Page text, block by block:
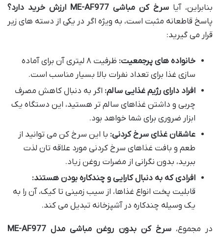
بنابراین، آیا سرخ کن مباشی ME-AF977 ارزش خرید دارد؟
پاسخ قاطعانه مثبت است، به ویژه اگر در یکی از دسته های زیر
قرار می گیرید:
خانواده های پرجمعیت:
ظرفیت ۸ لیتری آن برای آماده
سازی غذا برای تعداد نفرات بالا بسیار مناسب است.
افراد دارای رژیم غذایی سالم: اگر به دنبال کاهش مصرف
چربی و داشتن غذاهای سالم تر هستید، این دستگاه یک
ابزار ضروری برای شما خواهد بود.
عاشقان غذای سرخ کردنی: با این سرخ کن می توانید از
طعم و بافت غذاهای سرخ کردنی مورد علاقه تان لذت
ببرید، بدون نگرانی از مضرات روغن زیاد.
افرادی که به دنبال کارایی و چندکاره بودن هستند:
قابلیت پخت انواع غذاها، از سیب زمینی تا کیک، آن را به
یک وسیله چندکاره در آشپزخانه تبدیل می کند.
در مجموع،سرخ کن بدون روغن مباشی مدل ME-AF977